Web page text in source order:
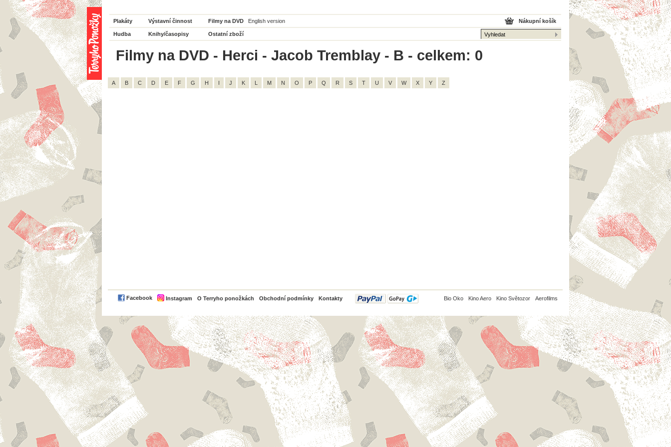
Plakáty Výstavní činnost Filmy na DVD English version
Hudba Knihy/časopisy Ostatní zboží
Nákupní košík
Filmy na DVD - Herci - Jacob Tremblay - B - celkem: 0
A B C D E F G H I J K L M N O P Q R S T U V W X Y Z
Facebook Instagram O Terryho ponožkách Obchodní podmínky Kontakty
PayPal Bio Oko Kino Aero Kino Světozor Aerofilms